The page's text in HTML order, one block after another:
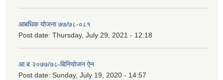
आबधिक योजना ७७/७८-०८१
Post date: Thursday, July 29, 2021 - 12:18
आ.ब २०७७/७८-बिनियोजन ऐन
Post date: Sunday, July 19, 2020 - 14:57